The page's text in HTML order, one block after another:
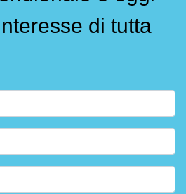
di tutta